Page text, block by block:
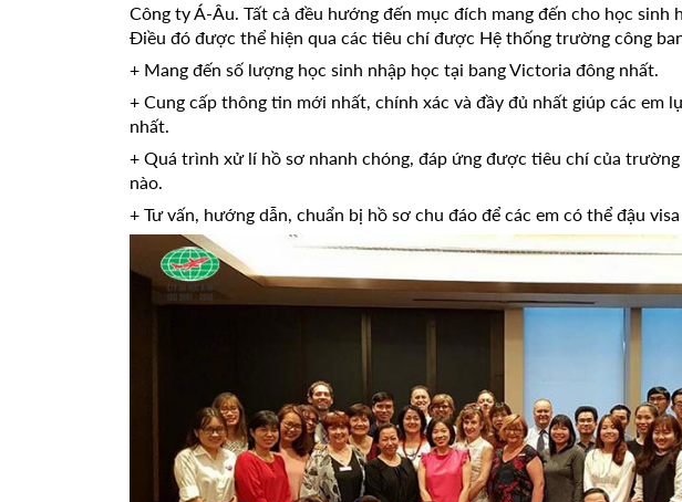
Công ty Á-Âu. Tất cả đều hướng đến mục đích mang đến cho học
Điều đó được thể hiện qua các tiêu chí được Hệ thống trường công
+ Mang đến số lượng học sinh nhập học tại bang Victoria đông nhất.
+ Cung cấp thông tin mới nhất, chính xác và đầy đủ nhất giúp các em
nhất.
+ Quá trình xử lí hồ sơ nhanh chóng, đáp ứng được tiêu chí của
nào.
+ Tư vấn, hướng dẫn, chuẩn bị hồ sơ chu đáo để các em có thể đậu